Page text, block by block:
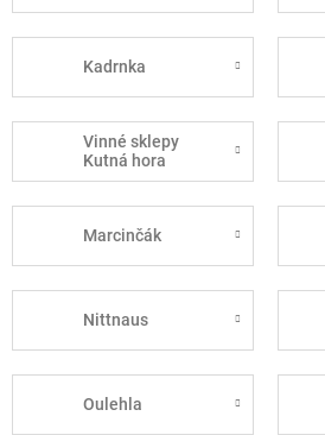
Kadrnka
Vinné sklepy
Kutná hora
Marcinčák
Nittnaus
Oulehla